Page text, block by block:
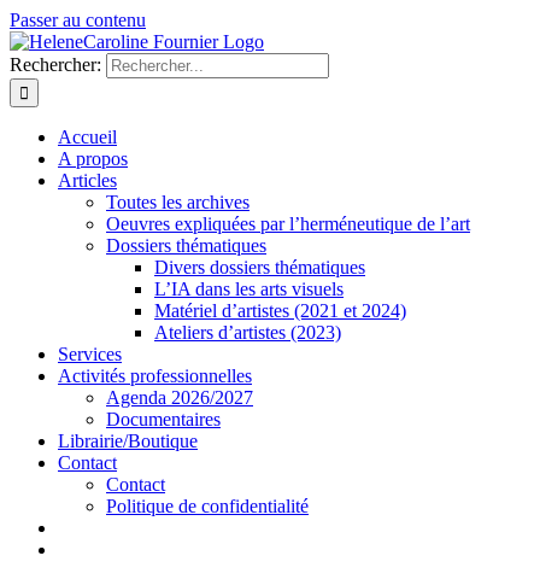
Passer au contenu
Rechercher:
Accueil
A propos
Articles
Toutes les archives
Oeuvres expliquées par l’herméneutique de l’art
Dossiers thématiques
Divers dossiers thématiques
L’IA dans les arts visuels
Matériel d’artistes (2021 et 2024)
Ateliers d’artistes (2023)
Services
Activités professionnelles
Agenda 2026/2027
Documentaires
Librairie/Boutique
Contact
Contact
Politique de confidentialité